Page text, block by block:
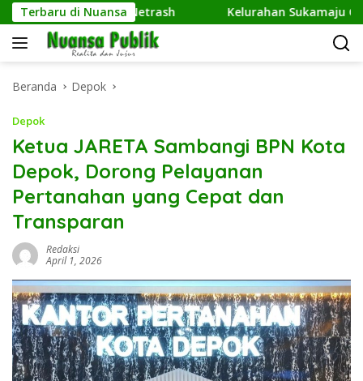
Langsung
ke
konten
Terbaru di Nuansa
Netrash Kelurahan Sukamaju Gelar
Beranda Depok
Depok
Ketua JARETA Sambangi BPN Kota
Depok, Dorong Pelayanan
Pertanahan yang Cepat dan
Transparan
Redaksi
April 1, 2026